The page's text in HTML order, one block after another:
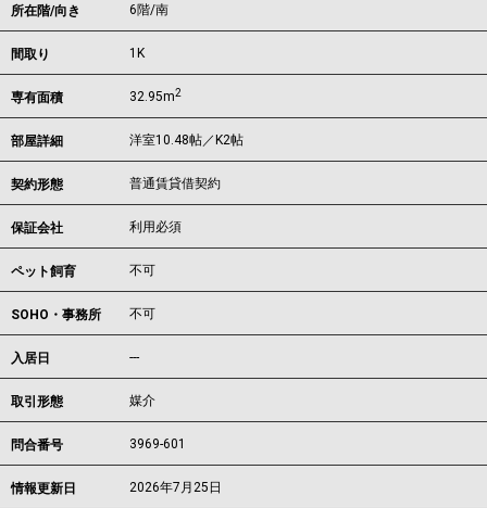
所在階/向き 6階/南
間取り 1K
専有面積 32.95m2
部屋詳細 洋室10.48帖／K2帖
契約形態 普通賃貸借契約
保証会社 利用必須
ペット飼育 不可
SOHO・事務所 不可
入居日 ---
取引形態 媒介
問合番号 3969-601
情報更新日 2026年7月25日